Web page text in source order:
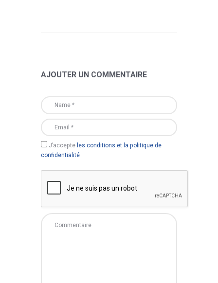
AJOUTER UN COMMENTAIRE
J’accepteles conditions et la politique de
confidentialité